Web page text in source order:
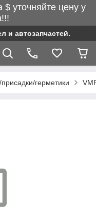
$ уточняйте цену у
и автозапчастей.
герметики